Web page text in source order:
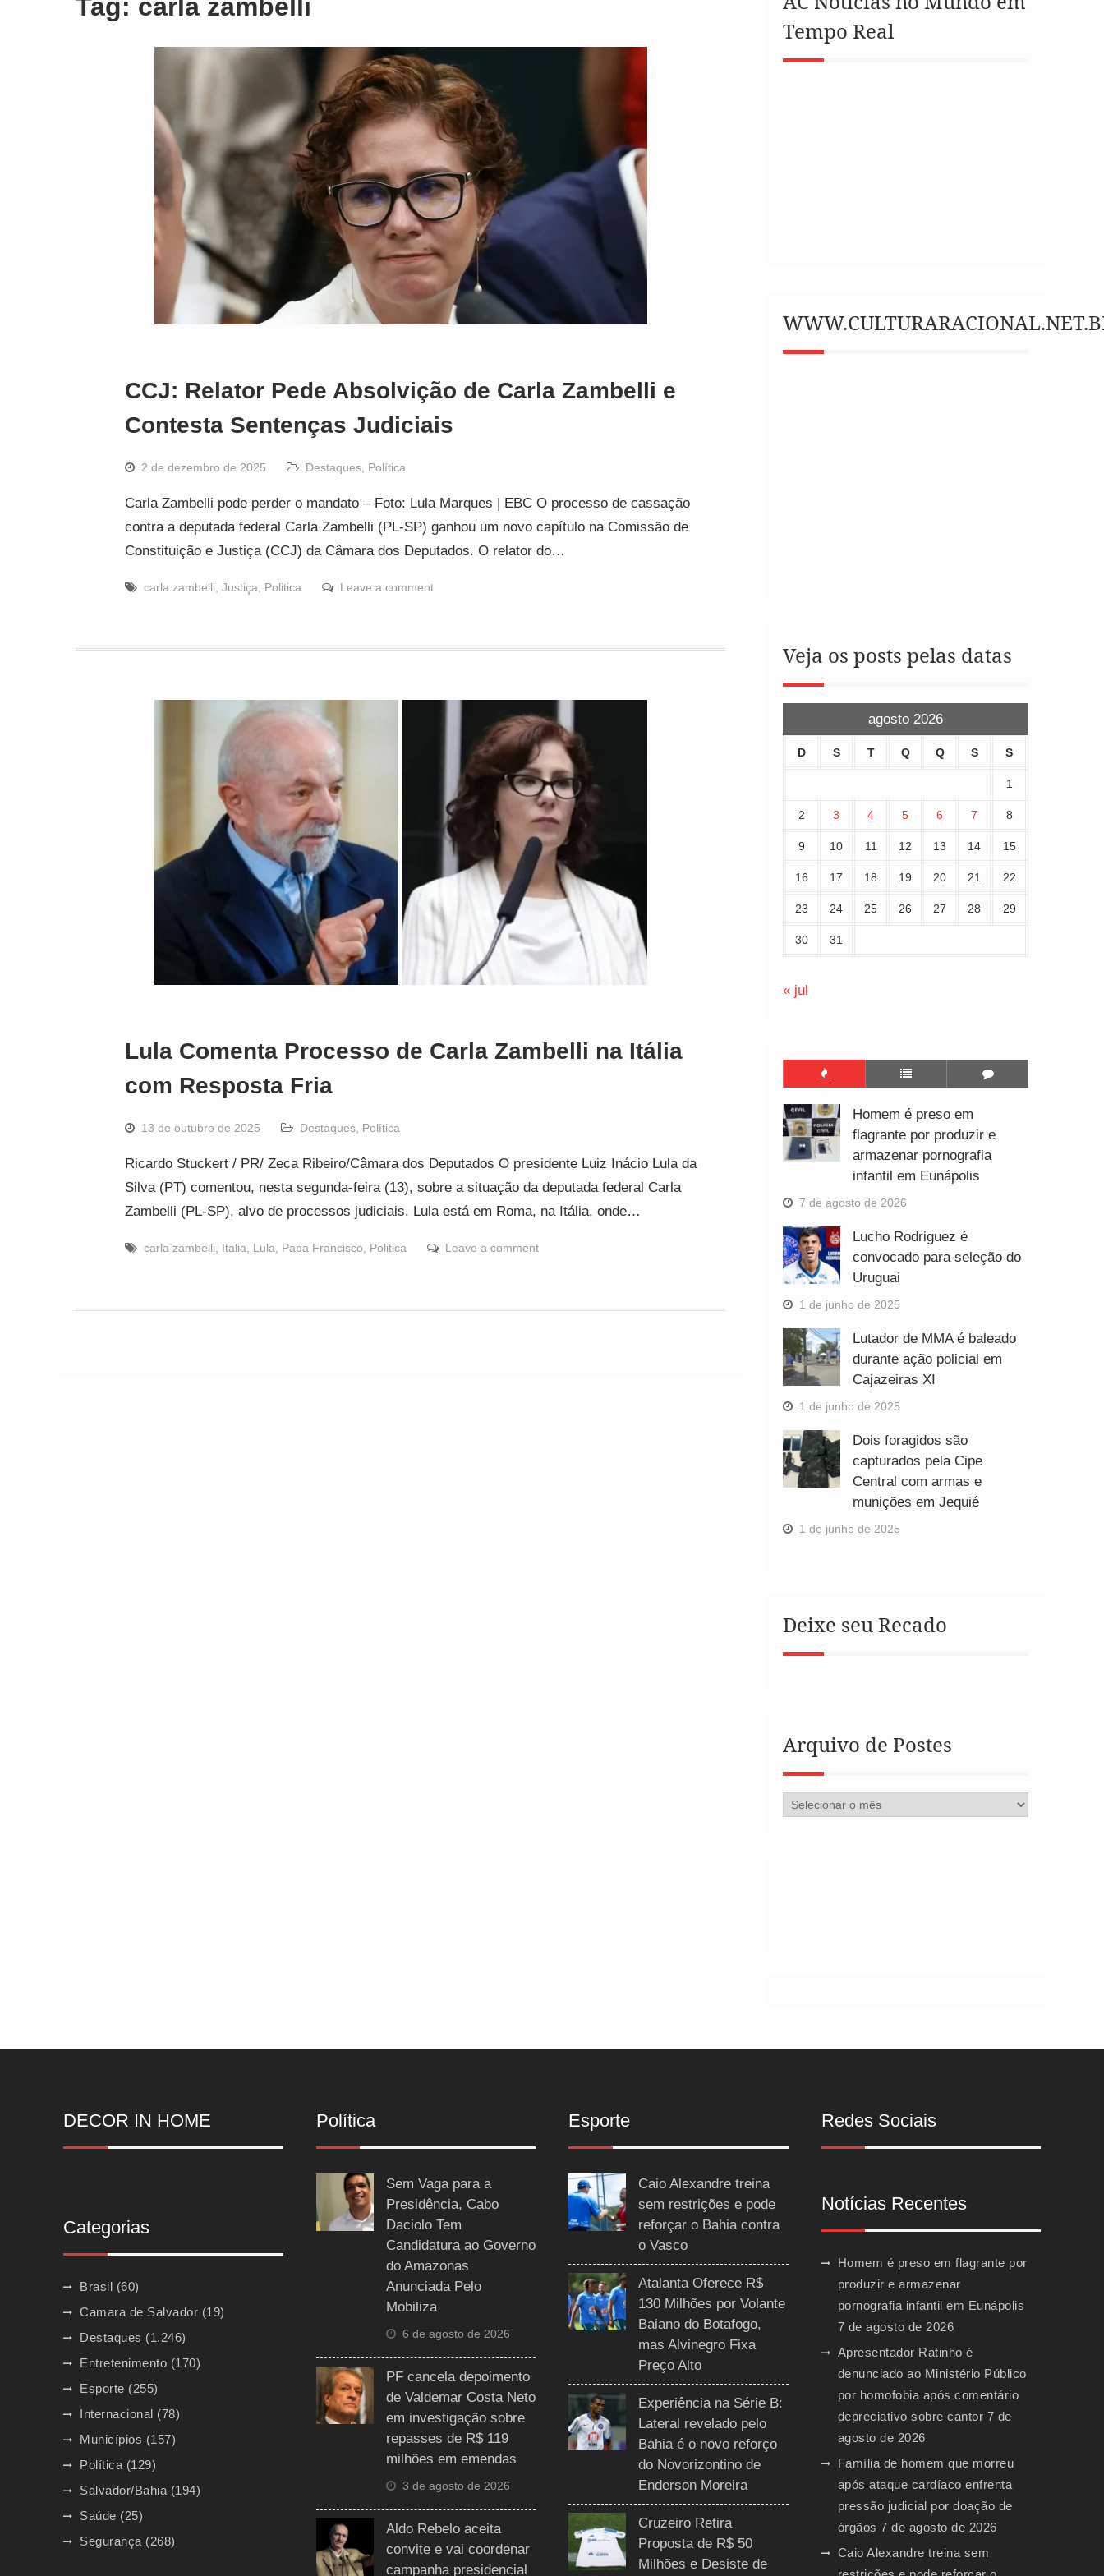
Tag: carla zambelli
CCJ: Relator Pede Absolvição de Carla Zambelli e
Contesta Sentenças Judiciais
2 de dezembro de 2025 Destaques Política
Carla Zambelli pode perder o mandato – Foto: Lula Marques | EBC O processo de cassação
contra a deputada federal Carla Zambelli (PL-SP) ganhou um novo capítulo na Comissão de
Constituição e Justiça (CCJ) da Câmara dos Deputados. O relator do…
carla zambelli Justiça Politica Leave a comment
Lula Comenta Processo de Carla Zambelli na Itália
com Resposta Fria
13 de outubro de 2025 Destaques Política
Ricardo Stuckert / PR/ Zeca Ribeiro/Câmara dos Deputados O presidente Luiz Inácio Lula da
Silva (PT) comentou, nesta segunda-feira (13), sobre a situação da deputada federal Carla
Zambelli (PL-SP), alvo de processos judiciais. Lula está em Roma, na Itália, onde…
carla zambelli Italia Lula Papa Francisco Politica Leave a comment
Tempo Real
Veja os posts pelas datas
agosto 2026
D S T Q Q S S
1
2 3 4 5 6 7 8
9 10 11 12 13 14 15
16 17 18 19 20 21 22
23 24 25 26 27 28 29
30 31
« jul
Homem é preso em
flagrante por produzir e
armazenar pornografia
infantil em Eunápolis
7 de agosto de 2026
Lucho Rodriguez é
convocado para seleção do
Uruguai
1 de junho de 2025
Lutador de MMA é baleado
durante ação policial em
Cajazeiras XI
1 de junho de 2025
Dois foragidos são
capturados pela Cipe
Central com armas e
munições em Jequié
1 de junho de 2025
Deixe seu Recado
Arquivo de Postes
Arquivo
DECOR IN HOME
Categorias
Brasil (60)
Camara de Salvador (19)
Destaques (1.246)
Entretenimento (170)
Esporte (255)
Internacional (78)
Municípios (157)
Política (129)
Salvador/Bahia (194)
Saúde (25)
Segurança (268)
Política
Sem Vaga para a
Presidência, Cabo
Daciolo Tem
Candidatura ao Governo
do Amazonas
Anunciada Pelo
Mobiliza
6 de agosto de 2026
PF cancela depoimento
de Valdemar Costa Neto
em investigação sobre
repasses de R$ 119
milhões em emendas
3 de agosto de 2026
Aldo Rebelo aceita
convite e vai coordenar
campanha presidencial
Esporte
Caio Alexandre treina
sem restrições e pode
reforçar o Bahia contra
o Vasco
Atalanta Oferece R$
130 Milhões por Volante
Baiano do Botafogo,
mas Alvinegro Fixa
Preço Alto
Experiência na Série B:
Lateral revelado pelo
Bahia é o novo reforço
do Novorizontino de
Enderson Moreira
Cruzeiro Retira
Proposta de R$ 50
Milhões e Desiste de
Redes Sociais
Notícias Recentes
Homem é preso em flagrante por
produzir e armazenar
pornografia infantil em Eunápolis
7 de agosto de 2026
Apresentador Ratinho é
denunciado ao Ministério Público
por homofobia após comentário
depreciativo sobre cantor 7 de
agosto de 2026
Família de homem que morreu
após ataque cardíaco enfrenta
pressão judicial por doação de
órgãos 7 de agosto de 2026
Caio Alexandre treina sem